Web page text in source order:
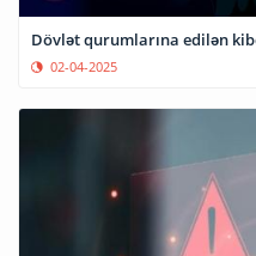
Dövlət qurumlarına edilən
02-04-2025